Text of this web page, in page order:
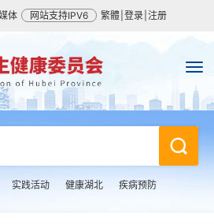
体 网站支持IPV6 繁體 登录 注册
实践活动 健康湖北 疾病预防